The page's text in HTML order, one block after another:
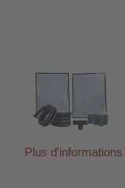
Plus d'informations